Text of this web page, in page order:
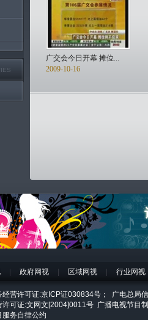
广交会今日开幕 摊位...
2009-10-16
政府网视 区域网视 行业网视
营许可证:京ICP证030834号；
广电总局
许可证:文网文[2004]0011号 广播电视节目
务自律公约